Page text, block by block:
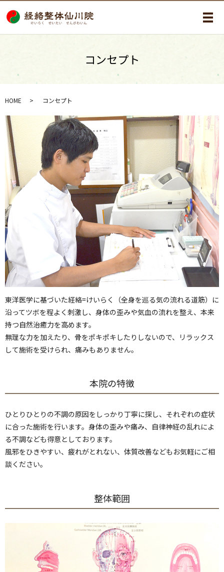
メ
コンセプト
HOME コンセプト
東洋医学に基づいた経絡=けいらく（全身を巡る気の流れる道筋）に
沿ってツボを程よく刺激し、身体の歪みや気血の流れを整え、本来
持つ自然治癒力を高めます。
無理な力を加えたり、骨をポキポキしたりしないので、リラックス
して施術を受けられ、痛みもありません。
本院の特徴
ひとりひとりの不調の原因をしっかり丁寧に探し、それぞれの症状
に合った施術を行います。身体の歪みや痛み、自律神経の乱れによ
る不調なども得意としております。
風邪をひきやすい、疲れがとれない、体質改善などもお気軽にご相
談ください。
整体範囲